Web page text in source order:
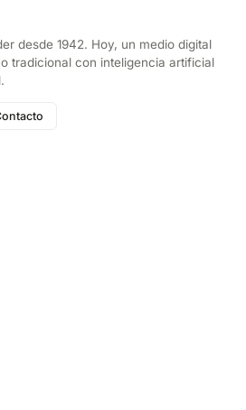
desde 1942. Hoy, un medio digital
tradicional con inteligencia artificial